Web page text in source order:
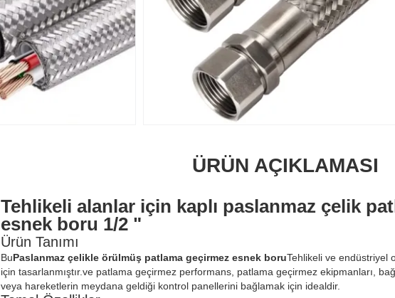
ÜRÜN AÇIKLAMASI
Tehlikeli alanlar için kaplı paslanmaz çelik
esnek boru 1/2 "
Ürün Tanımı
BuPaslanmaz çelikle örülmüş patlama geçirmez esnek boruTehlikeli ve endüstriyel
için tasarlanmıştır.ve patlama geçirmez performans, patlama geçirmez ekipmanları,
veya hareketlerin meydana geldiği kontrol panellerini bağlamak için idealdir.